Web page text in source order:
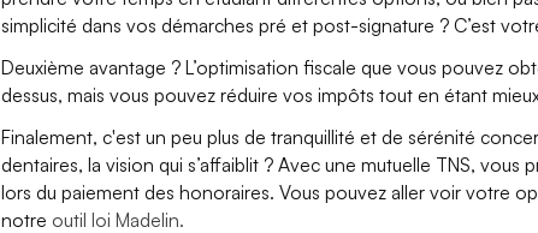
simplicité dans vos démarches pré et post-signature ? C’est
Deuxième avantage ? L’optimisation fiscale que vous pouvez
dessus, mais vous pouvez réduire vos impôts tout en étant
Finalement, c'est un peu plus de tranquillité et de sérénité
dentaires, la vision qui s’affaiblit ? Avec une mutuelle TNS,
lors du paiement des honoraires. Vous pouvez aller voir votre
notre outil loi Madelin.